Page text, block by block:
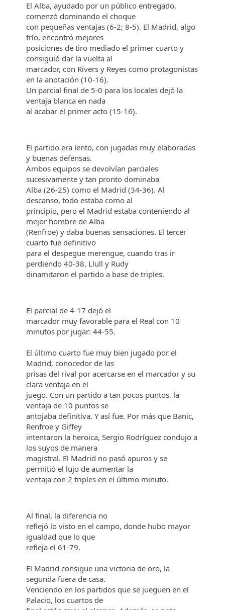
El Alba, ayudado por un público entregado,
comenzó dominando el choque
con pequeñas ventajas (6-2; 8-5). El Madrid, algo
frío, encontró mejores
posiciones de tiro mediado el primer cuarto y
consiguió dar la vuelta al
marcador, con Rivers y Reyes como protagonistas
en la anotación (10-16).
Un parcial final de 5-0 para los locales dejó la
ventaja blanca en nada
al acabar el primer acto (15-16).
El partido era lento, con jugadas muy elaboradas
y buenas defensas.
Ambos equipos se devolvían parciales
sucesivamente y tan pronto dominaba
Alba (26-25) como el Madrid (34-36). Al
descanso, todo estaba como al
principio, pero el Madrid estaba conteniendo al
mejor hombre de Alba
(Renfroe) y daba buenas sensaciones. El tercer
cuarto fue definitivo
para el despegue merengue, cuando tras ir
perdiendo 40-38, Llull y Rudy
dinamitaron el partido a base de triples.
El parcial de 4-17 dejó el
marcador muy favorable para el Real con 10
minutos por jugar: 44-55.
El último cuarto fue muy bien jugado por el
Madrid, conocedor de las
prisas del rival por acercarse en el marcador y su
clara ventaja en el
juego. Con un partido a tan pocos puntos, la
ventaja de 10 puntos se
antojaba definitiva. Y así fue. Por más que Banic,
Renfroe y Giffey
intentaron la heroica, Sergio Rodríguez condujo a
los suyos de manera
magistral. El Madrid no pasó apuros y se
permitió el lujo de aumentar la
ventaja con 2 triples en el último minuto.
Al final, la diferencia no
reflejó lo visto en el campo, donde hubo mayor
igualdad que lo que
refleja el 61-79.
El Madrid consigue una victoria de oro, la
segunda fuera de casa.
Venciendo en los partidos que se jueguen en el
Palacio, los cuartos de